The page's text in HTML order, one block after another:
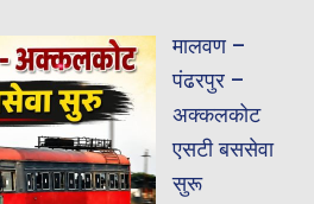
मालवण –
पंढरपुर –
अक्कलकोट
एसटी बससेवा
सुरू